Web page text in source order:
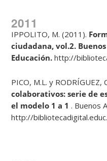
2011
IPPOLITO, M. (2011).
ciudadana, vol.2.
Educación.http://
PICO, M.L. y RODRÍGUEZ,
colaborativos: serie de
el modelo 1 a 1 . Buenos
http://